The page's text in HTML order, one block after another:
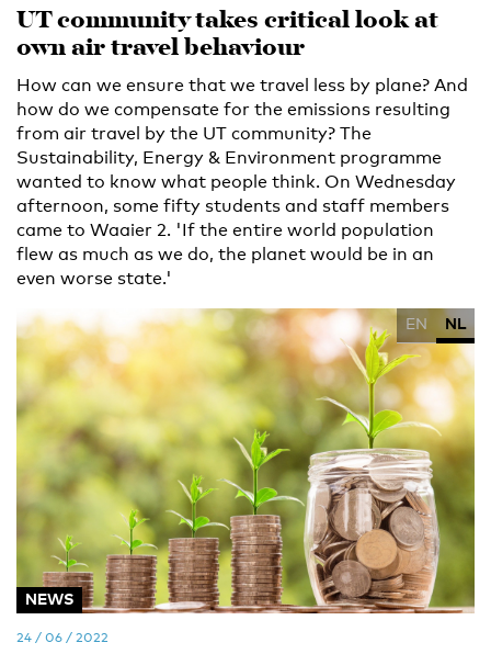
UT community takes critical look at
own air travel behaviour
How can we ensure that we travel less by plane? And
how do we compensate for the emissions resulting
from air travel by the UT community? The
Sustainability, Energy & Environment programme
wanted to know what people think. On Wednesday
afternoon, some fifty students and staff members
came to Waaier 2. 'If the entire world population
flew as much as we do, the planet would be in an
even worse state.'
EN NL
NEWS
24 / 06 / 2022